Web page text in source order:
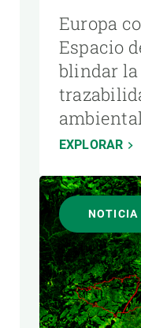
Europa
Espacio
blindar
EXPLORAR
NOTICIA